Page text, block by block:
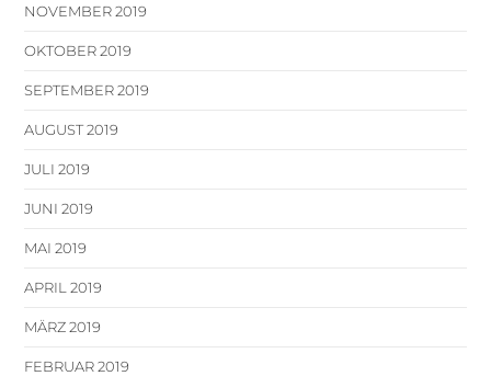
NOVEMBER 2019
OKTOBER 2019
SEPTEMBER 2019
AUGUST 2019
JULI 2019
JUNI 2019
MAI 2019
APRIL 2019
MÄRZ 2019
FEBRUAR 2019